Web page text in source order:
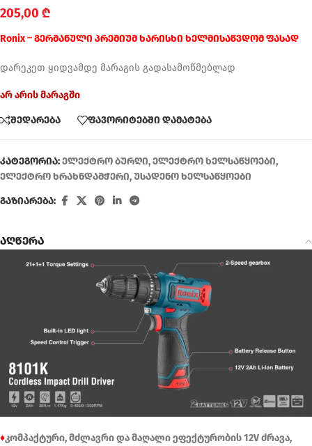
205,00 ₾
Ronix – გერმანული პრემიუმ ხარისხი ხელმისაწვდომ ფასად
დარეკეთ ყიდვამდე მარაგის გადასამოწმებლად
არ არის მარაგში
შედარება ფავორიტებში დამატება
კატეგორია:ელექტრო ბურღი,ელექტრო ხელსაწყოები,
ელექტრო ხრახნდამჭერი,უსადენო ხელსაწყოები
გაზიარება:
აღწერა
♦კომპაქტური, მძლავრი და მაღალი ეფექტურობის 12V ძრავა,